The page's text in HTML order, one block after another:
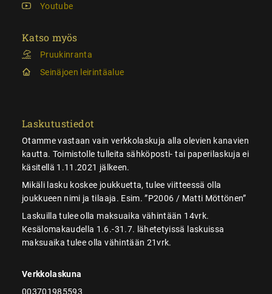
Youtube
Katso myös
Pruukinranta
Seinäjoen leirintäalue
Laskutustiedot
Otamme vastaan vain verkkolaskuja alla olevien kanavien
kautta. Toimistolle tulleita sähköposti- tai paperilaskuja ei
käsitellä 1.11.2021 jälkeen.
Mikäli lasku koskee joukkuetta, tulee viitteessä olla
joukkueen nimi ja tilaaja. Esim. ”P2006 / Matti Möttönen”
Laskuilla tulee olla maksuaika vähintään 14vrk.
Kesälomakaudella 1.6.-31.7. lähetetyissä laskuissa
maksuaika tulee olla vähintään 21vrk.
Verkkolaskuna
003701985593